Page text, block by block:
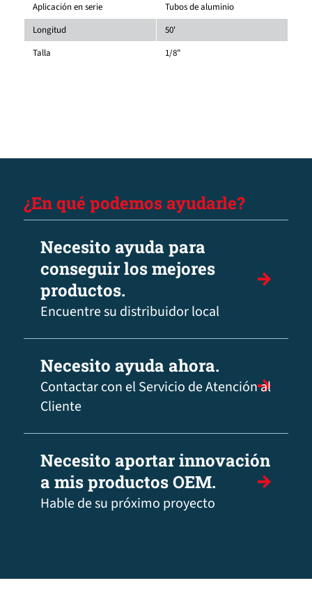
Aplicación en serie
Tubos de aluminio
Longitud
50'
Talla
1/8"
¿En qué podemos ayudarle?
Necesito ayuda para
conseguir los mejores
productos.
Encuentre su distribuidor local
Necesito ayuda ahora.
Contactar con el Servicio de Atención al
Cliente
Necesito aportar innovación
a mis productos OEM.
Hable de su próximo proyecto